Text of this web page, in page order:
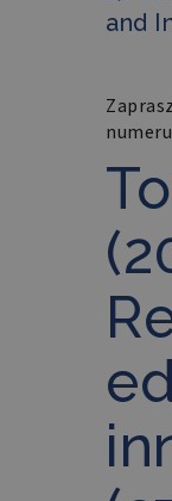
and